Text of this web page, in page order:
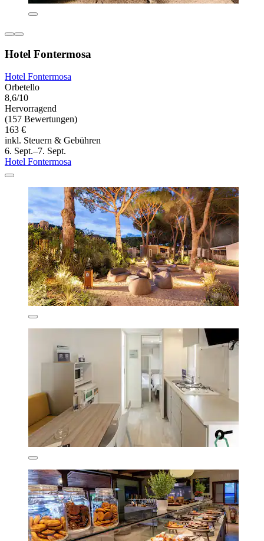
Hotel Fontermosa
Hotel Fontermosa
Orbetello
8,6/10
Hervorragend
(157 Bewertungen)
163 €
inkl. Steuern & Gebühren
6. Sept.–7. Sept.
Hotel Fontermosa